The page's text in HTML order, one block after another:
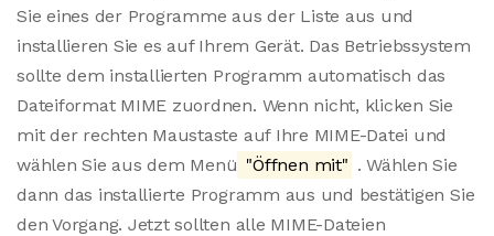
Sie eines der Programme aus der Liste aus und
installieren Sie es auf Ihrem Gerät. Das Betriebssystem
sollte dem installierten Programm automatisch das
Dateiformat MIME zuordnen. Wenn nicht, klicken Sie
mit der rechten Maustaste auf Ihre MIME-Datei und
wählen Sie aus dem Menü "Öffnen mit" . Wählen Sie
dann das installierte Programm aus und bestätigen Sie
den Vorgang. Jetzt sollten alle MIME-Dateien